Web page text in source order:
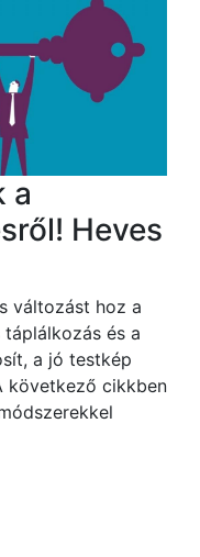
a
Heves
változást hoz a
és a
a jó testkép
következő cikkben